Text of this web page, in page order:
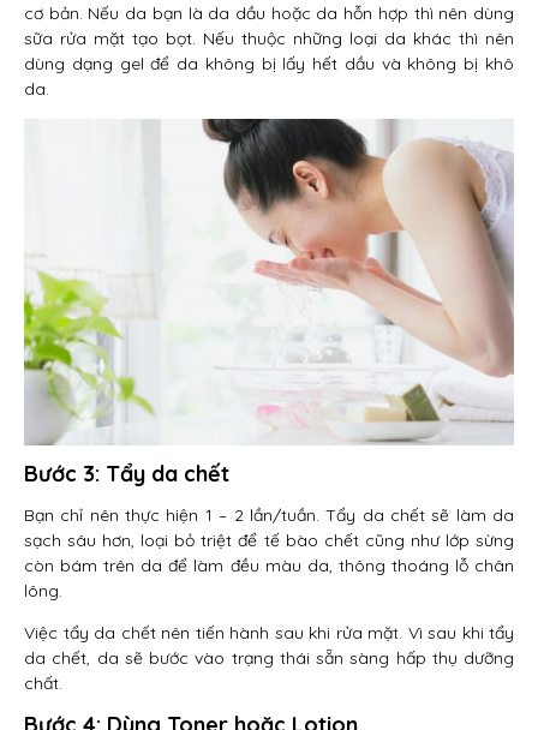
cơ bản. Nếu da bạn là da dầu hoặc da hỗn hợp thì nên dùng
sữa rửa mặt tạo bọt. Nếu thuộc những loại da khác thì nên
dùng dạng gel để da không bị lấy hết dầu và không bị khô
da.
Bước 3: Tẩy da chết
Bạn chỉ nên thực hiện 1 – 2 lần/tuần. Tẩy da chết sẽ làm da
sạch sâu hơn, loại bỏ triệt để tế bào chết cũng như lớp sừng
còn bám trên da để làm đều màu da, thông thoáng lỗ chân
lông.
Việc tẩy da chết nên tiến hành sau khi rửa mặt. Vì sau khi tẩy
da chết, da sẽ bước vào trạng thái sẵn sàng hấp thụ dưỡng
chất.
Bước 4: Dùng Toner hoặc Lotion